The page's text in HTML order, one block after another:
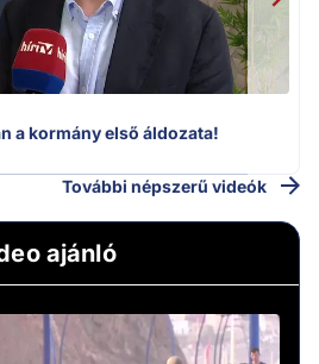
a kormány első áldozata!
További népszerű videók
ajánló